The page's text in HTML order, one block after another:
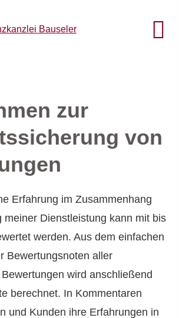
zur
von
Erfahrung im Zusammenhang
meiner Dienstleistung kann mit bis
werden. Aus dem einfachen
Bewertungsnoten aller
wird anschließend
berechnet. In Kommentaren
und Kunden ihre Erfahrungen in